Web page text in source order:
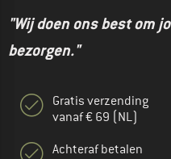
"Wij doen ons best om
bezorgen."
Gratis verzending
vanaf € 69 (NL)
Achteraf betalen